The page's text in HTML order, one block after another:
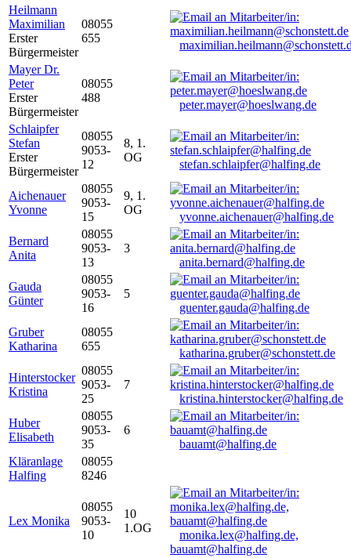
Heilmann
Maximilian
Erster
Bürgermeister
08055
655
Mayer Dr.
Peter
Erster
Bürgermeister
08055
488
peter.mayer@hoeslwang.de
Schlaipfer
Stefan
Erster
Bürgermeister
08055
9053-
12
8, 1.
OG
stefan.schlaipfer@halfing.de
Aichenauer
Yvonne
08055
9053-
15
9, 1.
OG
yvonne.aichenauer@halfing.de
Bernard
Anita
08055
9053-
13
3
anita.bernard@halfing.de
Gauda
Günter
08055
9053-
16
5
guenter.gauda@halfing.de
Gruber
Katharina
08055
655
katharina.gruber@schonstett.de
Hinterstocker
Kristina
08055
9053-
25
7
kristina.hinterstocker@halfing.de
Huber
Elisabeth
08055
9053-
35
6
bauamt@halfing.de
Kläranlage
Halfing
08055
8246
Lex Monika
08055
9053-
10
10
1.OG
monika.lex@halfing.de,
bauamt@halfing.de